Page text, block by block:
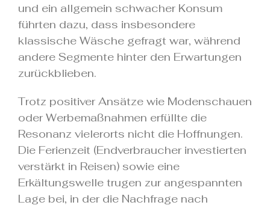
und ein allgemein schwacher Konsum
führten dazu, dass insbesondere
klassische Wäsche gefragt war, während
andere Segmente hinter den Erwartungen
zurückblieben.
Trotz positiver Ansätze wie Modenschauen
oder Werbemaßnahmen erfüllte die
Resonanz vielerorts nicht die Hoffnungen.
Die Ferienzeit (Endverbraucher investierten
verstärkt in Reisen) sowie eine
Erkältungswelle trugen zur angespannten
Lage bei, in der die Nachfrage nach